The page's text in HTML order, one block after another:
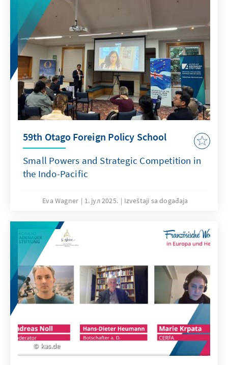
59th Otago Foreign Policy School
Small Powers and Strategic Competition in
the Indo-Pacific
Eva Wagner 1. јул 2025. Izveštaji sa događaja
kas.de